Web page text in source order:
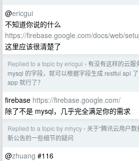
@ericgui
不知道你说的什么
https://firebase.google.com/docs/web/
这里应该很清楚了
Replied to a topic by ericgui › 有没有这样的云服
mysql 的字段，就可以根据字段生成 restful api
app 就行了？
firebase https://firebase.google.com/
除了不是 mysql，几乎完全满足你的需求
Replied to a topic by mhycy › 关于“腾讯云用户
新公告的一些细节的疑问
@zhuang #116